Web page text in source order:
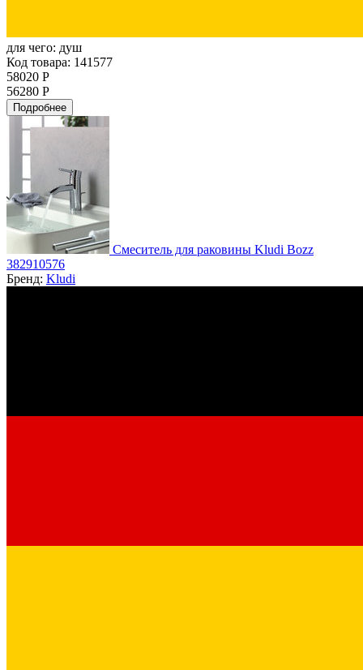
для чего: душ
Код товара: 141577
58020 Р
56280 Р
Подробнее
Смеситель для раковины Kludi Bozz
382910576
Бренд: Kludi